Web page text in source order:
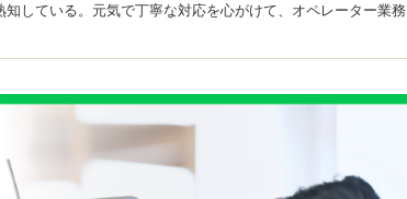
している。元気で丁寧な対応を心がけて、オペレーター業務